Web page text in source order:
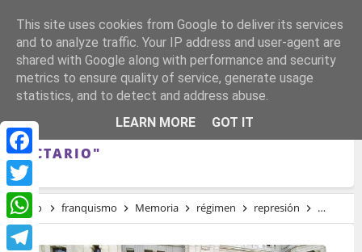
Facebook
Twitter
WhatsApp
FAMILIARES DE VÍCTIMAS DE FRANCO
ACUSAN A ALMEIDA DE "REVANCHISTA Y
SECTARIO"
Inicio franquismo Memoria régimen represión
This site uses cookies from Google to deliver its services
and to analyze traffic. Your IP address and user-agent are
shared with Google along with performance and security
metrics to ensure quality of service, generate usage
statistics, and to detect and address abuse.
LEARN MORE
GOT IT